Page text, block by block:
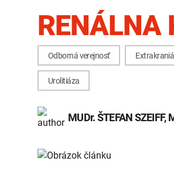
RENÁLNA
Odborná verejnosť
Urolitiáza
MUDr.ŠTEFAN SZEIFF,